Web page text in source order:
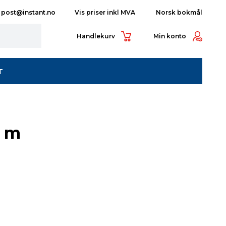
post@instant.no Norsk bokmål
Handlekurv Min konto
m